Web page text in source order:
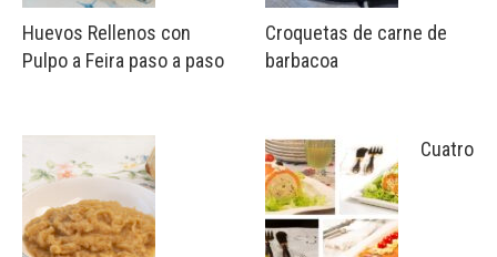
Huevos Rellenos con
Pulpo a Feira paso a paso
Croquetas de carne de
barbacoa
Cuatro